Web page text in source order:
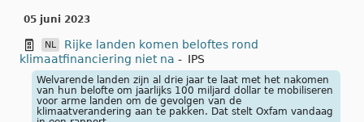
05 juni 2023
NL
Rijke landen komen beloftes rond
klimaatfinanciering niet na - IPS
Welvarende landen zijn al drie jaar te laat met het nakomen
van hun belofte om jaarlijks 100 miljard dollar te mobiliseren
voor arme landen om de gevolgen van de
klimaatverandering aan te pakken. Dat stelt Oxfam vandaag